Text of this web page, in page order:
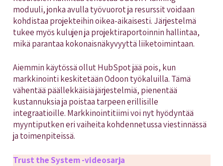
moduuli, jonka avulla työvuorot ja resurssit voidaan
kohdistaa projekteihin oikea-aikaisesti. Järjestelmä
tukee myös kulujen ja projektiraportoinnin hallintaa,
mikä parantaa kokonaisnäkyvyyttä liiketoimintaan.
Aiemmin käytössä ollut HubSpot jää pois, kun
markkinointi keskitetään Odoon työkaluilla. Tämä
vähentää päällekkäisiä järjestelmiä, pienentää
kustannuksia ja poistaa tarpeen erillisille
integraatioille. Markkinointitiimi voi nyt hyödyntää
myyntiputken eri vaiheita kohdennetussa viestinnässä
ja toimenpiteissä.
Trust the System -videosarja